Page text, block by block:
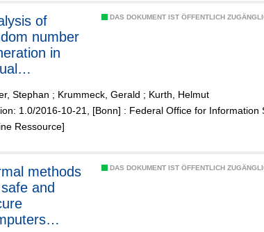
DAS DOKUMENT IST ÖFFENTLICH
of
number
in
Stephan ; Krummeck, Gerald ; Kurth, Helmut
1.0/2016-10-21, [Bonn] : Federal Office for Information
Ressource]
DAS DOKUMENT IST ÖFFENTLICH
methods
and